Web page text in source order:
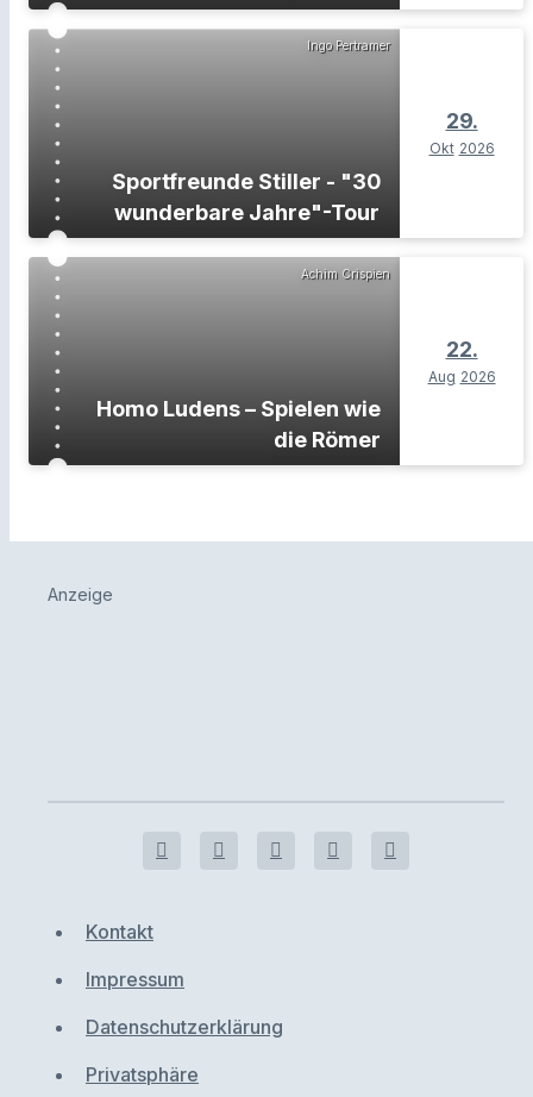
Ingo Pertramer
Sportfreunde Stiller - "30
wunderbare Jahre"-Tour
29.
Okt 2026
Achim Crispien
Homo Ludens – Spielen wie
die Römer
22.
Aug 2026
Anzeige
Kontakt
Impressum
Datenschutzerklärung
Privatsphäre